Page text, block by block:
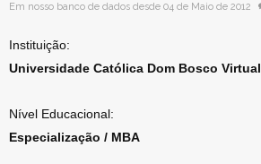
Em nosso banco de dados desde 04 de Maio de 2012
Instituição:
Universidade Católica Dom Bosco Virtual
Nível Educacional:
Especialização / MBA